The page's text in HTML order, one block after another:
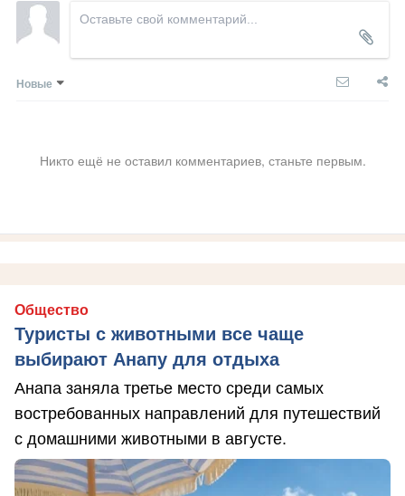
Новые
Никто ещё не оставил комментариев, станьте первым.
Общество
Туристы с животными все чаще
выбирают Анапу для отдыха
Анапа заняла третье место среди самых
востребованных направлений для путешествий
с домашними животными в августе.